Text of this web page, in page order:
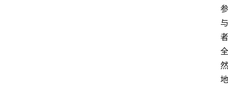
参
与
者
全
然
地